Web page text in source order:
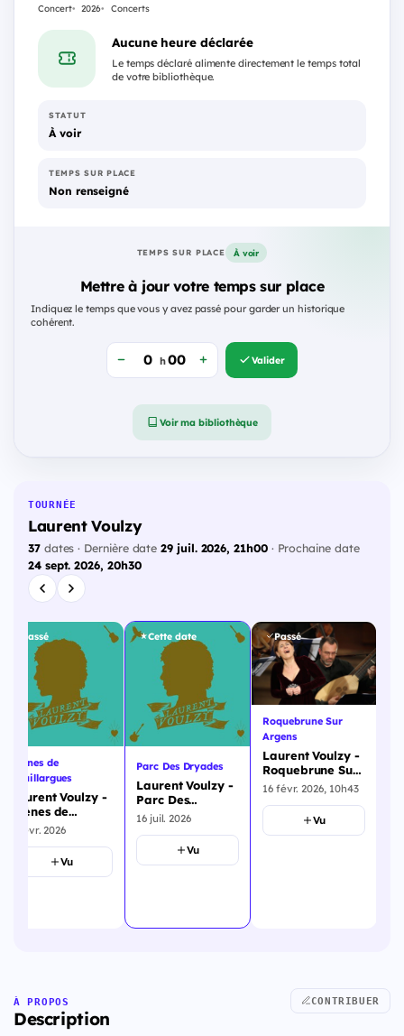
Concert 2026 Concerts
Aucune heure déclarée
Le temps déclaré alimente directement le temps total
de votre bibliothèque.
STATUT
À voir
TEMPS SUR PLACE
Non renseigné
TEMPS SUR PLACE À voir
Mettre à jour votre temps sur place
Indiquez le temps que vous y avez passé pour garder un historique
cohérent.
h Valider
Voir ma bibliothèque
TOURNÉE
Laurent Voulzy
37dates · Dernière date29 juil. 2026, 21h00· Prochaine date
24 sept. 2026, 20h30
Passé
Arènes de
Bouillargues
Laurent Voulzy -
Arènes de
Bouillargues - 3
9 févr. 2026
Vu
Cette date
Parc Des Dryades
Laurent Voulzy -
Parc Des
Dryades - 16
juillet 2026
16 juil. 2026
Vu
Passé
Roquebrune Sur
Argens
Laurent Voulzy -
Roquebrune Sur
Argens - 25
juillet 2026
16 févr. 2026, 10h43
Vu
À PROPOS
Description
CONTRIBUER